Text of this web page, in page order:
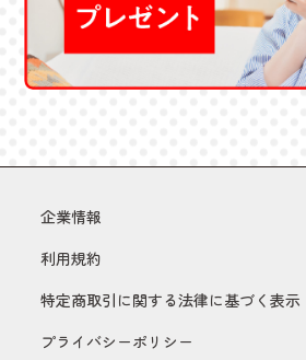
企業情報
利用規約
特定商取引に関する法律に基づく表示
プライバシーポリシー